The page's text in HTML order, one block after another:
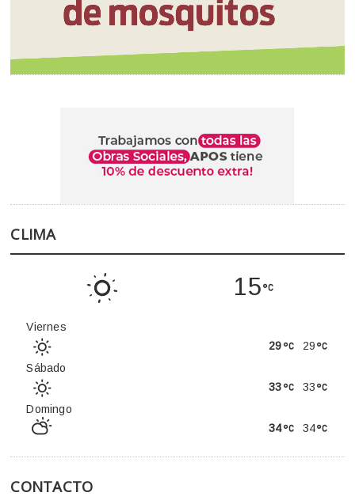
CLIMA
15
Viernes
29
29
Sábado
33
33
Domingo
34
34
CONTACTO